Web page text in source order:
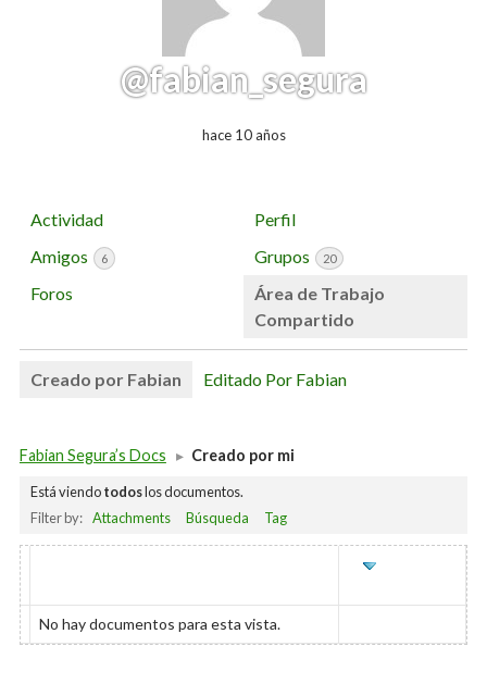
@fabian_segura
hace 10 años
Actividad
Perfil
Amigos
6 Grupos 20
Foros
Área de Trabajo
Compartido
Creado por Fabian Editado Por Fabian
Fabian Segura’s Docs ▸ Creado por mi
Está viendotodoslos documentos.
Filter by: Attachments Búsqueda Tag
No hay documentos para esta vista.